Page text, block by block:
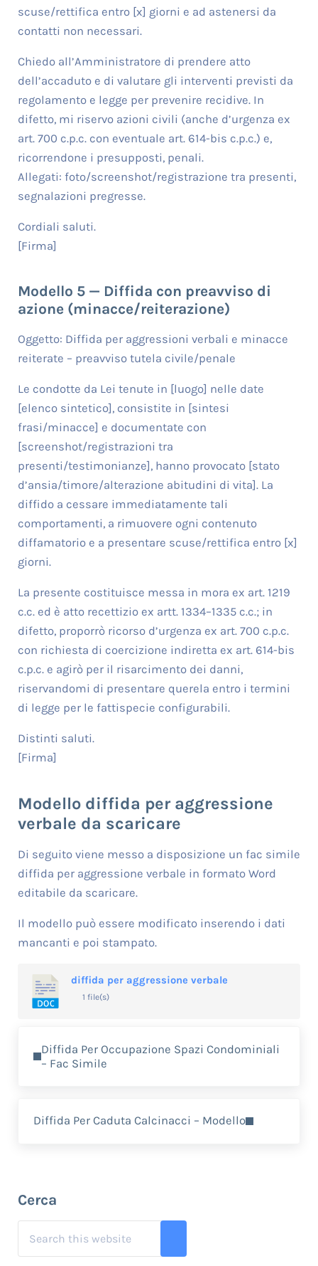
scuse/rettifica entro [x] giorni e ad astenersi da
contatti non necessari.
Chiedo all’Amministratore di prendere atto
dell’accaduto e di valutare gli interventi previsti da
regolamento e legge per prevenire recidive. In
difetto, mi riservo azioni civili (anche d’urgenza ex
art. 700 c.p.c. con eventuale art. 614-bis c.p.c.) e,
ricorrendone i presupposti, penali.
Allegati: foto/screenshot/registrazione tra presenti,
segnalazioni pregresse.
Cordiali saluti.
[Firma]
Modello 5 — Diffida con preavviso di
azione (minacce/reiterazione)
Oggetto: Diffida per aggressioni verbali e minacce
reiterate – preavviso tutela civile/penale
Le condotte da Lei tenute in [luogo] nelle date
[elenco sintetico], consistite in [sintesi
frasi/minacce] e documentate con
[screenshot/registrazioni tra
presenti/testimonianze], hanno provocato [stato
d’ansia/timore/alterazione abitudini di vita]. La
diffido a cessare immediatamente tali
comportamenti, a rimuovere ogni contenuto
diffamatorio e a presentare scuse/rettifica entro [x]
giorni.
La presente costituisce messa in mora ex art. 1219
c.c. ed è atto recettizio ex artt. 1334–1335 c.c.; in
difetto, proporrò ricorso d’urgenza ex art. 700 c.p.c.
con richiesta di coercizione indiretta ex art. 614-bis
c.p.c. e agirò per il risarcimento dei danni,
riservandomi di presentare querela entro i termini
di legge per le fattispecie configurabili.
Distinti saluti.
[Firma]
Modello diffida per aggressione
verbale da scaricare
Di seguito viene messo a disposizione un fac simile
diffida per aggressione verbale in formato Word
editabile da scaricare.
Il modello può essere modificato inserendo i dati
mancanti e poi stampato.
diffida per aggressione verbale
1 file(s)
Diffida Per Occupazione Spazi Condominiali
– Fac Simile
Diffida Per Caduta Calcinacci – Modello
Sidebar
Cerca